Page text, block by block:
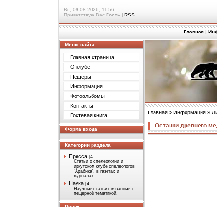
Вс, 09.08.2026, 11:56
Приветствую Вас Гость | RSS
Главная|
Меню сайта
Главная страница
О клубе
Пещеры
Информация
Фотоальбомы
Контакты
Гостевая книга
Форма входа
Категории раздела
Пресса [4]
Статьи о спелеологии и
иркутском клубе спелеологов
"Арабика", в газетах и
журналах.
Наука [4]
Научные статьи связанные с
пещерной тематикой.
Главная » Информация »
Останки древнего